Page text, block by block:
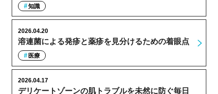
知識
溶連菌による発疹と薬疹を見分けるための着眼点
2026.04.20
医療
デリケートゾーンの肌トラブルを未然に防ぐ毎日
2026.04.17